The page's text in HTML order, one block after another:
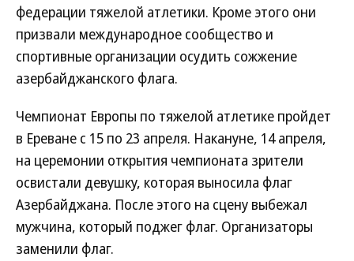
федерации тяжелой атлетики. Кроме этого они
призвали международное сообщество и
спортивные организации осудить сожжение
азербайджанского флага.
Чемпионат Европы по тяжелой атлетике пройдет
в Ереване с 15 по 23 апреля. Накануне, 14 апреля,
на церемонии открытия чемпионата зрители
освистали девушку, которая выносила флаг
Азербайджана. После этого на сцену выбежал
мужчина, который поджег флаг. Организаторы
заменили флаг.